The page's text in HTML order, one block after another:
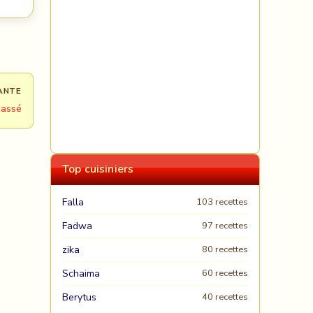
Top cuisiniers
Falla 103 recettes
Fadwa 97 recettes
zika 80 recettes
Schaima 60 recettes
Berytus
40 recettes